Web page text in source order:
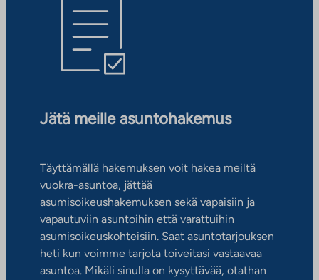
Jätä meille asuntohakemus
Täyttämällä hakemuksen voit hakea meiltä
vuokra-asuntoa, jättää
asumisoikeushakemuksen sekä vapaisiin ja
vapautuviin asuntoihin että varattuihin
asumisoikeuskohteisiin. Saat asuntotarjouksen
heti kun voimme tarjota toiveitasi vastaavaa
asuntoa. Mikäli sinulla on kysyttävää, otathan